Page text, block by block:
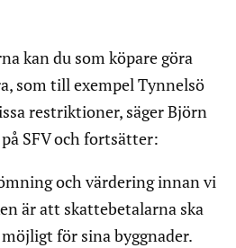
kan du som köpare göra
som till exempel Tynnelsö
restriktioner, säger Björn
SFV och fortsätter:
och värdering innan vi
är att skattebetalarna ska
för sina byggnader.